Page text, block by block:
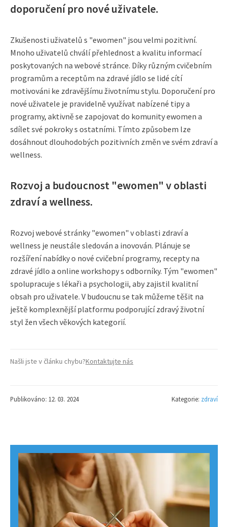
doporučení pro nové uživatele.
Zkušenosti uživatelů s "ewomen" jsou velmi pozitivní.
Mnoho uživatelů chválí přehlednost a kvalitu informací
poskytovaných na webové stránce. Díky různým cvičebním
programům a receptům na zdravé jídlo se lidé cítí
motivováni ke zdravějšímu životnímu stylu. Doporučení pro
nové uživatele je pravidelně využívat nabízené tipy a
programy, aktivně se zapojovat do komunity ewomen a
sdílet své pokroky s ostatními. Tímto způsobem lze
dosáhnout dlouhodobých pozitivních změn ve svém zdraví a
wellness.
Rozvoj a budoucnost "ewomen" v oblasti
zdraví a wellness.
Rozvoj webové stránky "ewomen" v oblasti zdraví a
wellness je neustále sledován a inovován. Plánuje se
rozšíření nabídky o nové cvičební programy, recepty na
zdravé jídlo a online workshopy s odborníky. Tým "ewomen"
spolupracuje s lékaři a psychologii, aby zajistil kvalitní
obsah pro uživatele. V budoucnu se tak můžeme těšit na
ještě komplexnější platformu podporující zdravý životní
styl žen všech věkových kategorií.
Našli jste v článku chybu?Kontaktujte nás
Publikováno: 12. 03. 2024 Kategorie: zdraví